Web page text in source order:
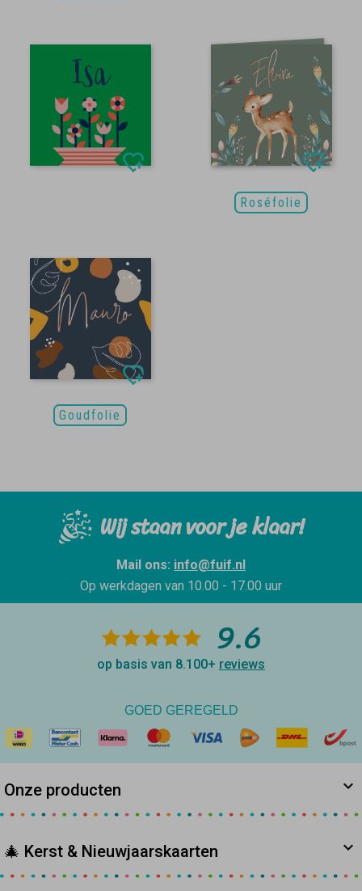
Roséfolie
Goudfolie
Wij staan voor je klaar!
Mail ons: info@fuif.nl
Op werkdagen van 10.00 - 17.00 uur
9.6
op basis van 8.100+ reviews
GOED GEREGELD
Onze producten
🎄 Kerst & Nieuwjaarskaarten